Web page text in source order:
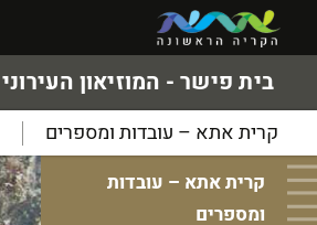
בית פישר - המוזיאון העירוני
קרית אתא – עובדות ומספרים
קרית אתא – עובדות
ומספרים